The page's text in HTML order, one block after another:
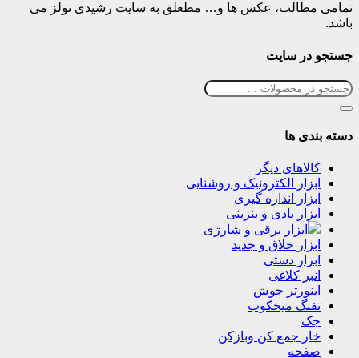
تمامی مطالب، عکس ها و… مطعلق به سایت رشیدی تولز می
باشد.
جستجو در سایت
دسته بندی ها
کالاهای دیگر
ابزار الکترونیک و روشنایی
ابزار اندازه گیری
ابزار بادی و بنزینی
ابزار برقی و شارژی
ابزار خلاق و جدید
ابزار دستی
انبر کلاغی
اینورتر جوش
تفنگ میخکوب
جک
خار جمع کن وبازکن
صفحه